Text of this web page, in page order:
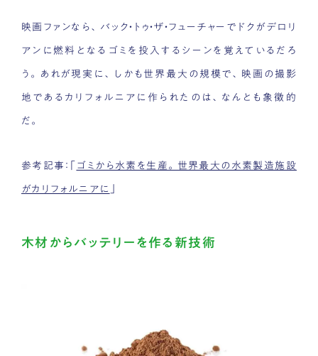
映画ファンなら、バック・トゥ・ザ・フューチャーでドクがデロリ
アンに燃料となるゴミを投入するシーンを覚えているだろ
う。あれが現実に、しかも世界最大の規模で、映画の撮影
地であるカリフォルニアに作られたのは、なんとも象徴的
だ。
参考記事：「 ゴミから水素を生産。世界最大の水素製造施設
がカリフォルニアに
木材からバッテリーを作る新技術